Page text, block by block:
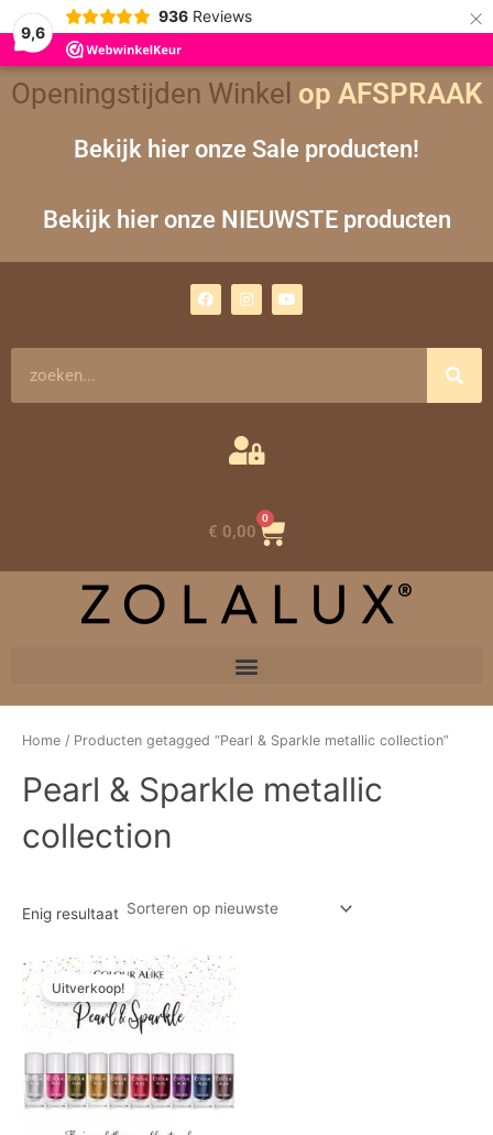
9,6
936 Reviews ×
Openingstijden Winkel op AFSPRAAK
Bekijk hier onze Sale producten!
Bekijk hier onze NIEUWSTE producten
a
c
n
s
m
o
u
€ 0,00
0
Winkelwagen
Home / Producten getagged “Pearl & Sparkle metallic collection”
Pearl & Sparkle metallic
collection
Enig resultaat
Uitverkoop!
Oorspronkelijke
prijs
was:
€ 72,60.
Huidige
prijs
is:
€ 50,82.